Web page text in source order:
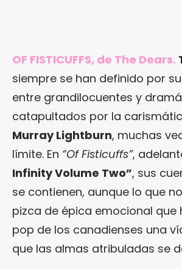
OF FISTICUFFS, de The Dears.
siempre se han definido por
entre grandilocuentes y
catapultados por la
Murray Lightburn, muchas
límite. En “Of Fisticuffs”,
Infinity Volume Two”, sus
se contienen, aunque lo que
pizca de épica emocional que
pop de los canadienses una
que las almas atribuladas se